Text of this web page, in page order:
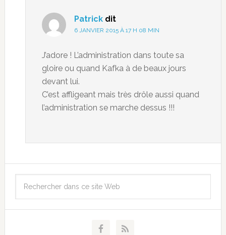
Patrick dit
6 JANVIER 2015 À 17 H 08 MIN
J’adore ! L’administration dans toute sa
gloire ou quand Kafka à de beaux jours
devant lui.
C’est affligeant mais très drôle aussi quand
l’administration se marche dessus !!!